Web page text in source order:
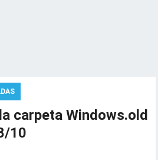
carpeta Windows.old
10